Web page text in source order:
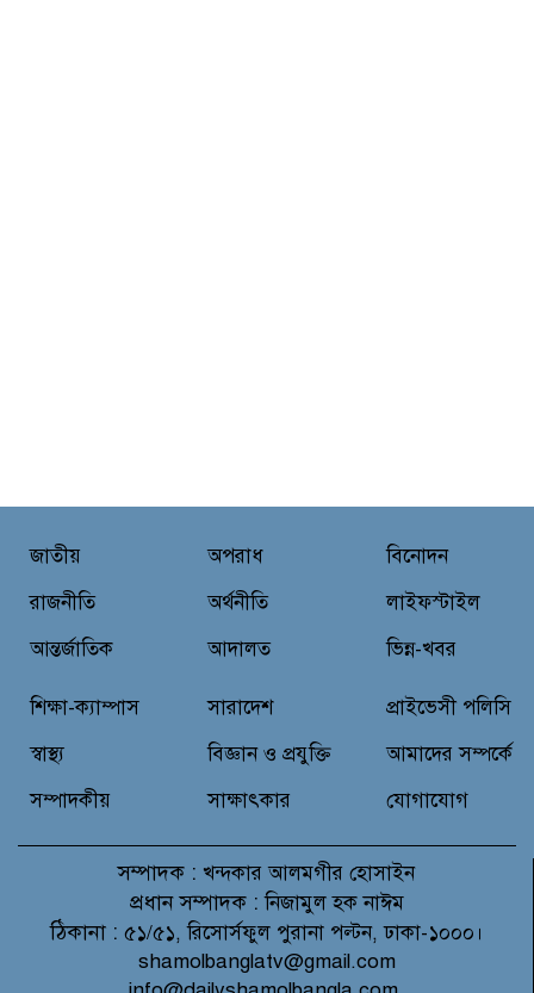
বন্যাদুর্গত মানুষের পাশে পার্কভিউ
ক্যাম্পে ২ হাজার রোগীকে সেবা,
চন্দনাইশ থানা পুলিশের অভিযানে ৩
জাতীয়
রাজনীতি
আন্তর্জাতিক
অপরাধ
অর্থনীতি
আদালত
বিনোদন
লাইফস্টাইল
ভিন্ন-খবর
শিক্ষা-ক্যাম্পাস
স্বাস্থ্য
সম্পাদকীয়
সারাদেশ
বিজ্ঞান ও প্রযুক্তি
সাক্ষাৎকার
প্রাইভেসী পলিসি
আমাদের সম্পর্কে
যোগাযোগ
সম্পাদক : খন্দকার আলমগীর হোসাইন
প্রধান সম্পাদক : নিজামুল হক নাঈম
ঠিকানা : ৫১/৫১, রিসোর্সফুল পুরানা পল্টন, ঢাকা-১০০০।
shamolbanglatv@gmail.com